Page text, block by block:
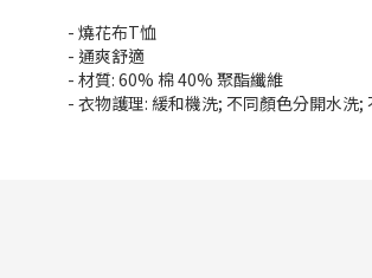
- 燒花布T恤
- 通爽舒適
- 材質: 60% 棉 40% 聚酯纖維
- 衣物護理: 緩和機洗; 不同顏色分開水洗;